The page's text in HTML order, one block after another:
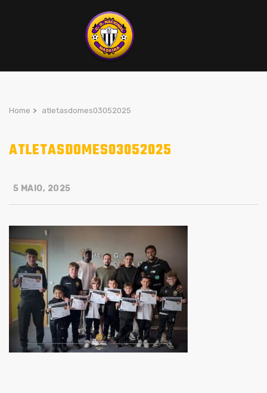
Home > atletasdomes03052025
ATLETASDOMES03052025
5 MAIO, 2025